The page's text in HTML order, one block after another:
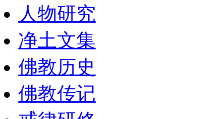
人物研究
净土文集
佛教历史
佛教传记